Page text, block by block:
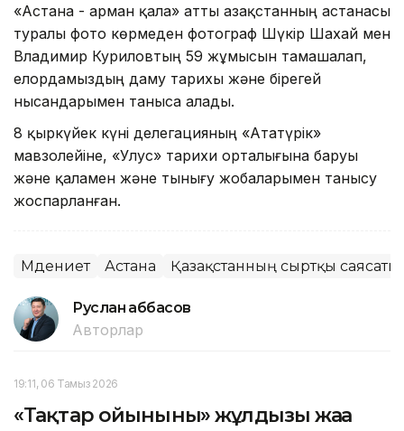
«Астана - арман қала» атты Қазақстанның астанасы
туралы фото көрмеден фотограф Шүкір Шахай мен
Владимир Куриловтың 59 жұмысын тамашалап,
елордамыздың даму тарихы және бірегей
нысандарымен таныса алады.
8 қыркүйек күні делегацияның «Ататүрік»
мавзолейіне, «Улус» тарихи орталығына баруы
және қаламен және тынығу жобаларымен танысу
жоспарланған.
Мәдениет Астана Қазақстанның сыртқы саясаты
Руслан Ғаббасов
Авторлар
19:11, 06 Тамыз 2026
«Тақтар ойынының» жұлдызы жаңа